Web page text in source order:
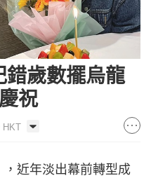
錯歲數擺烏龍
祝
HKT
近年淡出幕前轉型成